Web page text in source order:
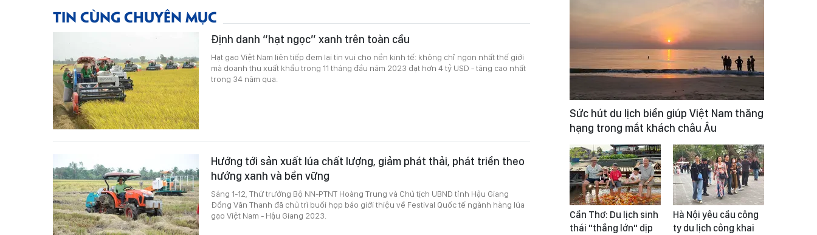
TIN CÙNG CHUYÊN MỤC
Định danh “hạt ngọc” xanh trên toàn cầu
Hạt gạo Việt Nam liên tiếp đem lại tin vui cho nền kinh tế: không chỉ ngon nhất thế giới
mà doanh thu xuất khẩu trong 11 tháng đầu năm 2023 đạt hơn 4 tỷ USD - tăng cao nhất
trong 34 năm qua.
Hướng tới sản xuất lúa chất lượng, giảm phát thải, phát triển theo
hướng xanh và bền vững
Sáng 1-12, Thứ trưởng Bộ NN-PTNT Hoàng Trung và Chủ tịch UBND tỉnh Hậu Giang
Đồng Văn Thanh đã chủ trì buổi họp báo giới thiệu về Festival Quốc tế ngành hàng lúa
gạo Việt Nam - Hậu Giang 2023.
Sức hút du lịch biển giúp Việt Nam thăng
hạng trong mắt khách châu Âu
Cần Thơ: Du lịch sinh
thái "thắng lớn" dịp
Hà Nội yêu cầu công
ty du lịch công khai